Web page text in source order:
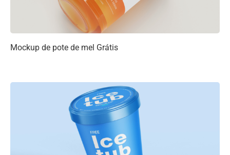
Mockup de pote de mel Grátis